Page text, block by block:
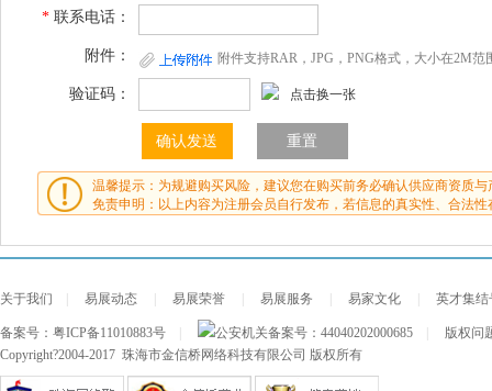
* 联系电话：
附件： 附件支持RAR，JPG，PNG格式，大小在2M范
验证码： 点击换一张
温馨提示：为规避购买风险，建议您在购买前务必确认供应商资质与
免责申明：以上内容为注册会员自行发布，若信息的真实性、合法性
关于我们 易展动态 易展荣誉 易展服务 易家文化 英才集结
备案号： 粤ICP备11010883号 公安机关备案号： 44040202000685
版权问
Copyright?2004-2017 珠海市金信桥网络科技有限公司 版权所有